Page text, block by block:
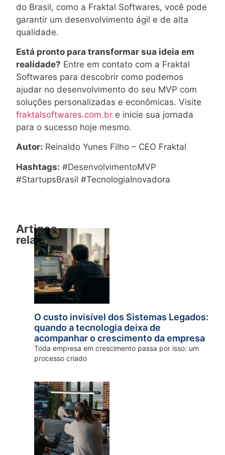
do Brasil, como a Fraktal Softwares, você pode
garantir um desenvolvimento ágil e de alta
qualidade.
Está pronto para transformar sua ideia em
realidade? Entre em contato com a Fraktal
Softwares para descobrir como podemos
ajudar no desenvolvimento do seu MVP com
soluções personalizadas e econômicas. Visite
fraktalsoftwares.com.br e inicie sua jornada
para o sucesso hoje mesmo.
Autor: Reinaldo Yunes Filho – CEO Fraktal
Hashtags: #DesenvolvimentoMVP
#StartupsBrasil #TecnologiaInovadora
Artigos
relacionados
O custo invisível dos Sistemas Legados:
quando a tecnologia deixa de
acompanhar o crescimento da empresa
Toda empresa em crescimento passa por isso: um
processo criado